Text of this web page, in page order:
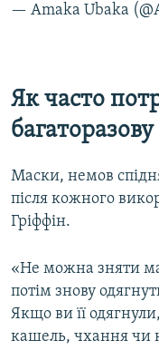
— Amaka Ubaka
Як часто
Маски, немов
після кожного
Гріффін.
«Не можна зняти
потім знову
Якщо ви її
кашель, чхання чи